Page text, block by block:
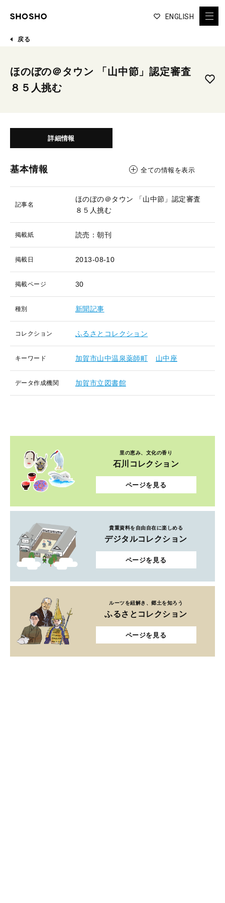
ENGLISH
戻る
ほのぼの＠タウン 「山中節」認定審査
８５人挑む
詳細情報
基本情報 全ての情報を表示
記事名
ほのぼの＠タウン 「山中節」認定審査
８５人挑む
掲載紙 読売：朝刊
掲載日 2013-08-10
掲載ページ 30
種別 新聞記事
コレクション ふるさとコレクション
キーワード 加賀市山中温泉薬師町 山中座
データ作成機関 加賀市立図書館
里の恵み、文化の香り
石川コレクション
ページを見る
貴重資料を自由自在に楽しめる
デジタルコレクション
ページを見る
ルーツを紐解き、郷土を知ろう
ふるさとコレクション
ページを見る